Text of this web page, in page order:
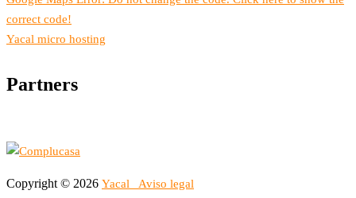
correct code!
Yacal micro hosting
Partners
Copyright © 2026 Yacal Aviso legal